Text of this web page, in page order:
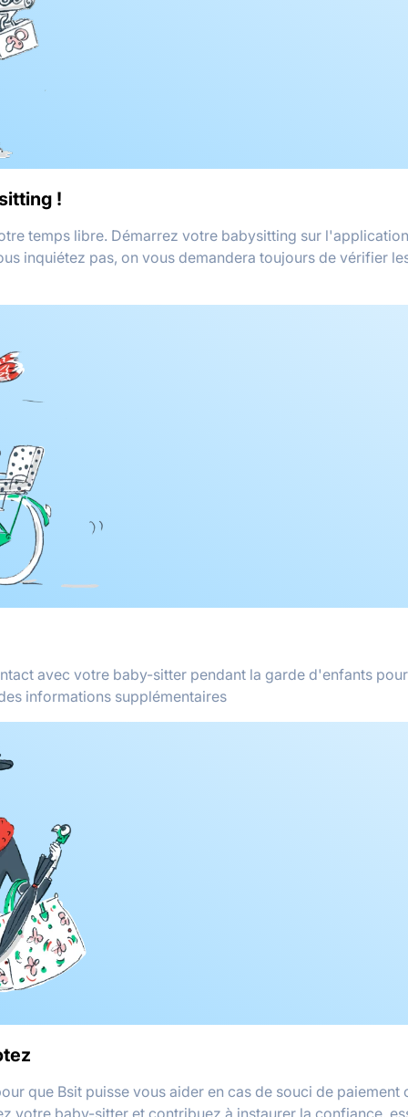
!
temps libre. Démarrez votre babysitting sur
inquiétez pas, on vous demandera toujours de vérifier
avec votre baby-sitter pendant la garde d'enfants
informations supplémentaires
que Bsit puisse vous aider en cas de souci de paiement
votre baby-sitter et contribuez à instaurer la confiance,